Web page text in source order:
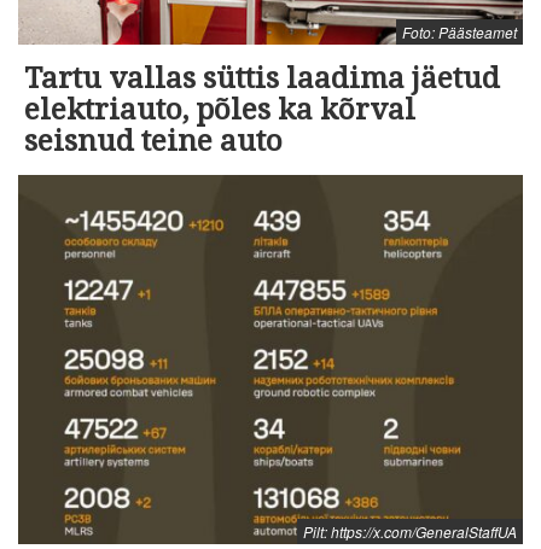
Foto: Päästeamet
Tartu vallas süttis laadima jäetud
elektriauto, põles ka kõrval
seisnud teine auto
Pilt: https://x.com/GeneralStaffUA